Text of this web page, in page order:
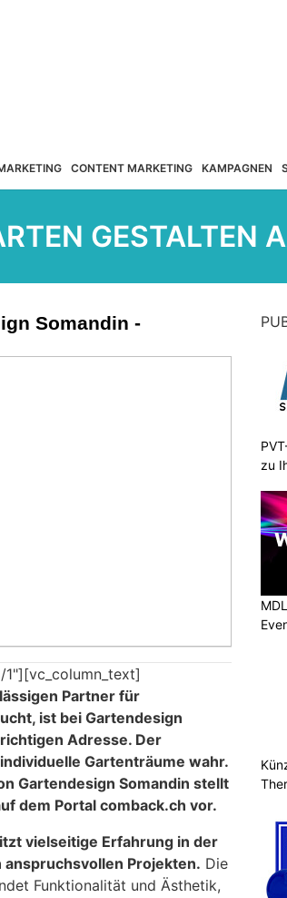
CONTENT MARKETING KAMPAGNEN
GESTALTEN
Somandin -
Partner für
ist bei Gartendesign
Adresse. Der
Gartenträume wahr.
Gartendesign Somandin stellt
dem Portal comback.ch vor.
vielseitige Erfahrung in der
anspruchsvollen Projekten. Die
Funktionalität und Ästhetik,
zu